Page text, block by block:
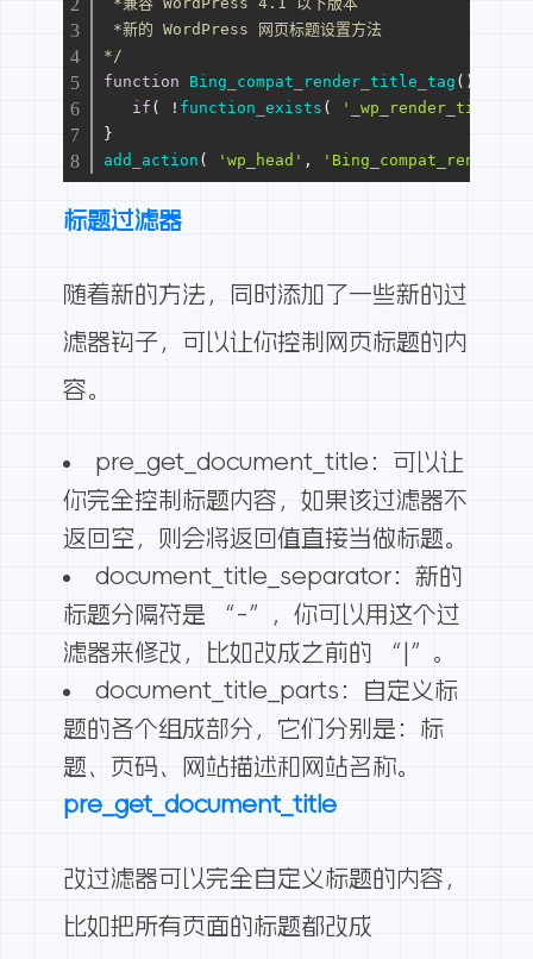
*新的 WordPress 网页标题设置方法
*/
function
Bing_compat_render_title_tag ( )
if ( ! function_exists (
}
add_action ( 'wp_head' ,
标题过滤器
随着新的方法，同时添加了一些新的过
滤器钩子，可以让你控制网页标题的内
容。
pre_get_document_title：可以让
你完全控制标题内容，如果该过滤器不
返回空，则会将返回值直接当做标题。
document_title_separator：新的
标题分隔符是 “-”，你可以用这个过
滤器来修改，比如改成之前的 “|”。
document_title_parts：自定义标
题的各个组成部分，它们分别是：标
题、页码、网站描述和网站名称。
pre_get_document_title
改过滤器可以完全自定义标题的内容，
比如把所有页面的标题都改成